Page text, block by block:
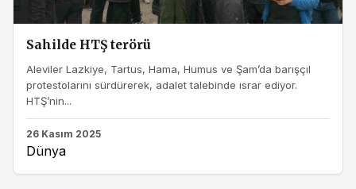
Sahilde HTŞ terörü
Aleviler Lazkiye, Tartus, Hama, Humus ve Şam’da barışçıl
protestolarını sürdürerek, adalet talebinde ısrar ediyor.
HTŞ’nin...
26 Kasım 2025
Dünya